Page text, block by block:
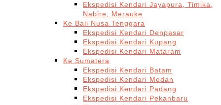
Ekspedisi Kendari Jayapura, Timika,
Nabire, Merauke
Ke Bali Nusa Tenggara
Ekspedisi Kendari Denpasar
Ekspedisi Kendari Kupang
Ekspedisi Kendari Mataram
Ke Sumatera
Ekspedisi Kendari Batam
Ekspedisi Kendari Medan
Ekspedisi Kendari Padang
Ekspedisi Kendari Pekanbaru